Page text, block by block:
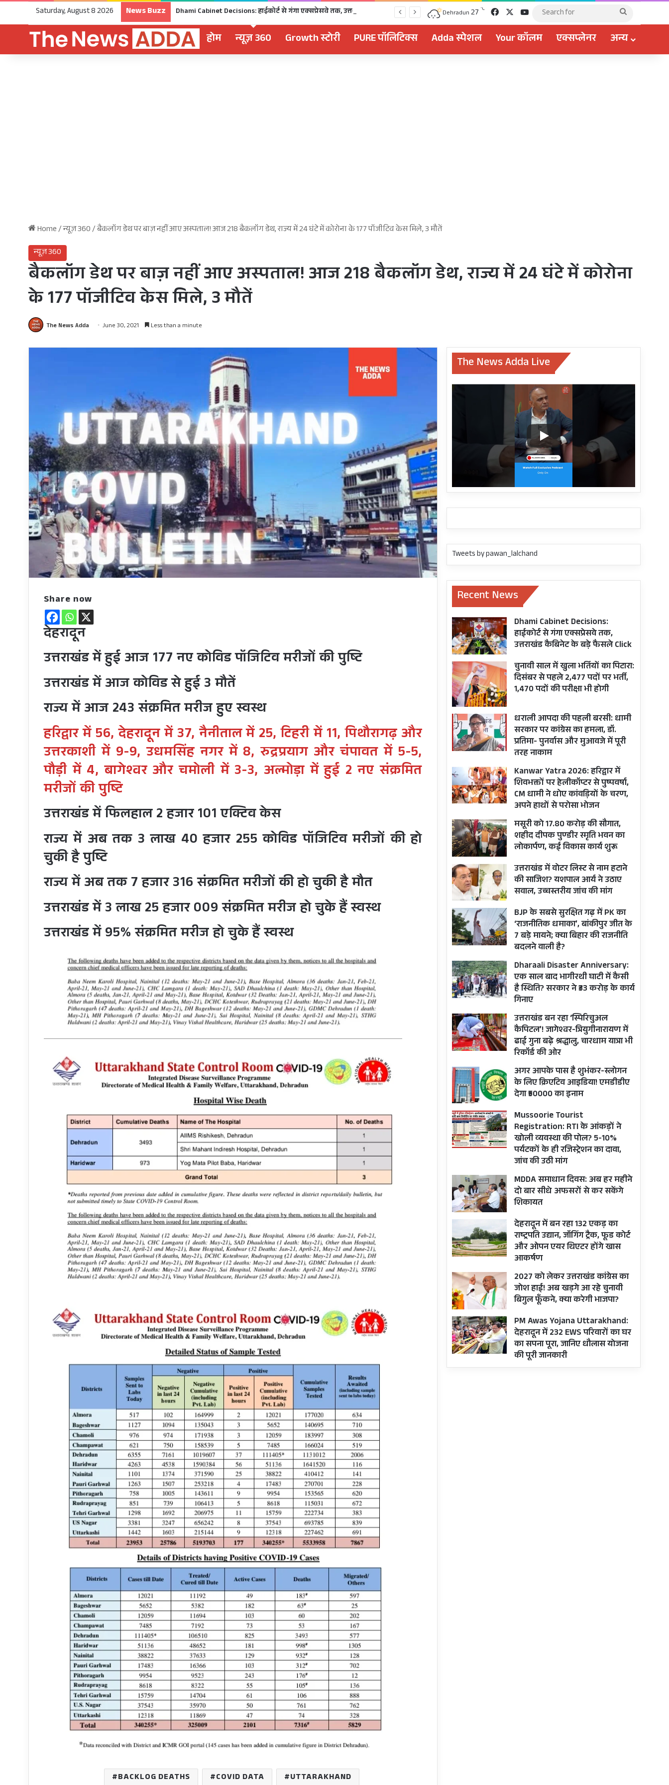
Saturday, August 8 2026 News Buzz Dehradun 27 ℃ FacebookYouTube
Search
होम न्यूज़ 360 Growth स्टोरी PURE पॉलिटिक्स Adda स्पेशल Your कॉलम एक्सप्लेनर अन्य
Home/न्यूज़ 360/बैकलॉग डेथ पर बाज़ नहीं आए अस्पताल! आज 218 बैकलॉग डेथ, राज्य में 24 घंटे में कोरोना के 177 पॉजीटिव केस मिले, 3 मौतें
न्यूज़ 360
बैकलॉग डेथ पर बाज़ नहीं आए अस्पताल! आज 218 बैकलॉग डेथ, राज्य में 24 घंटे में कोरोना
के 177 पॉजीटिव केस मिले, 3 मौतें
The News Adda June 30, 2021 Less than a minute
Share now
देहरादून
उत्तराखंड में हुई आज 177 नए कोविड पॉजिटिव मरीजों की पुष्टि
उत्तराखंड में आज कोविड से हुई 3 मौतें
राज्य में आज 243 संक्रमित मरीज हुए स्वस्थ
हरिद्वार में 56, देहरादून में 37, नैनीताल में 25, टिहरी में 11, पिथौरागढ़ और
उत्तरकाशी में 9-9, उधमसिंह नगर में 8, रुद्रप्रयाग और चंपावत में 5-5,
पौड़ी में 4, बागेश्वर और चमोली में 3-3, अल्मोड़ा में हुई 2 नए संक्रमित
मरीजों की पुष्टि
उत्तराखंड में फिलहाल 2 हजार 101 एक्टिव केस
राज्य में अब तक 3 लाख 40 हजार 255 कोविड पॉजिटिव मरीजों की हो
चुकी है पुष्टि
राज्य में अब तक 7 हजार 316 संक्रमित मरीजों की हो चुकी है मौत
उत्तराखंड में 3 लाख 25 हजार 009 संक्रमित मरीज हो चुके हैं स्वस्थ
उत्तराखंड में 95% संक्रमित मरीज हो चुके हैं स्वस्थ
BACKLOG DEATHS COVID DATA UTTARAKHAND
The News Adda Live
Tweets by pawan_lalchand
Recent News
Dhami Cabinet Decisions:
हाईकोर्ट से गंगा एक्सप्रेसवे तक,
उत्तराखंड कैबिनेट के बड़े फैसले Click
चुनावी साल में खुला भर्तियों का पिटारा:
दिसंबर से पहले 2,477 पदों पर भर्ती,
1,470 पदों की परीक्षा भी होगी
धराली आपदा की पहली बरसी: धामी
सरकार पर कांग्रेस का हमला, डॉ.
प्रतिमा- पुनर्वास और मुआवजे में पूरी
तरह नाकाम
Kanwar Yatra 2026: हरिद्वार में
शिवभक्तों पर हेलीकॉप्टर से पुष्पवर्षा,
CM धामी ने धोए कांवड़ियों के चरण,
अपने हाथों से परोसा भोजन
मसूरी को 17.80 करोड़ की सौगात,
शहीद दीपक पुण्डीर स्मृति भवन का
लोकार्पण, कई विकास कार्य शुरू
उत्तराखंड में वोटर लिस्ट से नाम हटाने
की साजिश? यशपाल आर्य ने उठाए
सवाल, उच्चस्तरीय जांच की मांग
BJP के सबसे सुरक्षित गढ़ में PK का
‘राजनीतिक धमाका’, बांकीपुर जीत के
7 बड़े मायने; क्या बिहार की राजनीति
बदलने वाली है?
Dharaali Disaster Anniversary:
एक साल बाद भागीरथी घाटी में कैसी
है स्थिति? सरकार ने ₹33 करोड़ के कार्य
गिनाए
उत्तराखंड बन रहा ‘स्पिरिचुअल
कैपिटल’! जागेश्वर-त्रियुगीनारायण में
ढाई गुना बढ़े श्रद्धालु, चारधाम यात्रा भी
रिकॉर्ड की ओर
अगर आपके पास है शुभंकर-स्लोगन
के लिए क्रिएटिव आइडिया! एमडीडीए
देगा ₹50000 का इनाम
Mussoorie Tourist
Registration: RTI के आंकड़ों ने
खोली व्यवस्था की पोल? 5-10%
पर्यटकों के ही रजिस्ट्रेशन का दावा,
जांच की उठी मांग
MDDA समाधान दिवस: अब हर महीने
दो बार सीधे अफसरों से कर सकेंगे
शिकायत
देहरादून में बन रहा 132 एकड़ का
राष्ट्रपति उद्यान, जॉगिंग ट्रैक, फूड कोर्ट
और ओपन एयर थिएटर होंगे खास
आकर्षण
2027 को लेकर उत्तराखंड कांग्रेस का
जोश हाई! अब खड़गे आ रहे चुनावी
बिगुल फूँकने, क्या करेगी भाजपा?
PM Awas Yojana Uttarakhand:
देहरादून में 232 EWS परिवारों का घर
का सपना पूरा, जानिए धौलास योजना
की पूरी जानकारी